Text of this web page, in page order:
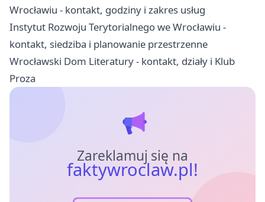
Wrocławiu - kontakt, godziny i zakres usług
Instytut Rozwoju Terytorialnego we Wrocławiu -
kontakt, siedziba i planowanie przestrzenne
Wrocławski Dom Literatury - kontakt, działy i Klub
Proza
Zareklamuj się na
faktywroclaw.pl!